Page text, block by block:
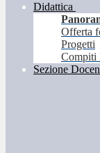
Didattica
Offerta
Progetti
Compiti
Sezione